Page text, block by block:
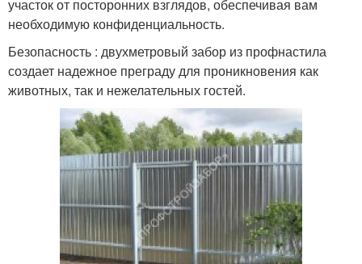
участок от посторонних взглядов, обеспечивая вам
необходимую конфиденциальность.
Безопасность : двухметровый забор из профнастила
создает надежное преграду для проникновения как
животных, так и нежелательных гостей.